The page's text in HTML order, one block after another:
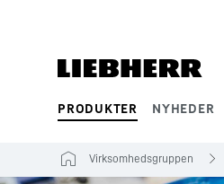
PRODUKTER NYHEDER
Produktsegmenter
Virksomhedsgruppen